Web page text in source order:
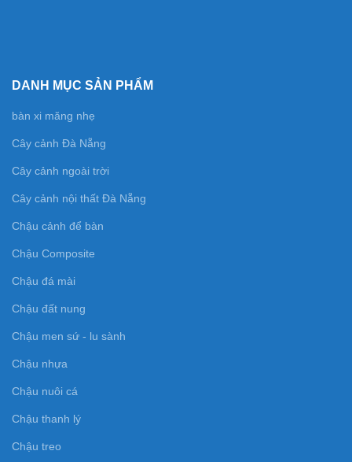
DANH MỤC SẢN PHẨM
bàn xi măng nhẹ
Cây cảnh Đà Nẵng
Cây cảnh ngoài trời
Cây cảnh nội thất Đà Nẵng
Chậu cảnh để bàn
Chậu Composite
Chậu đá mài
Chậu đất nung
Chậu men sứ - lu sành
Chậu nhựa
Chậu nuôi cá
Chậu thanh lý
Chậu treo